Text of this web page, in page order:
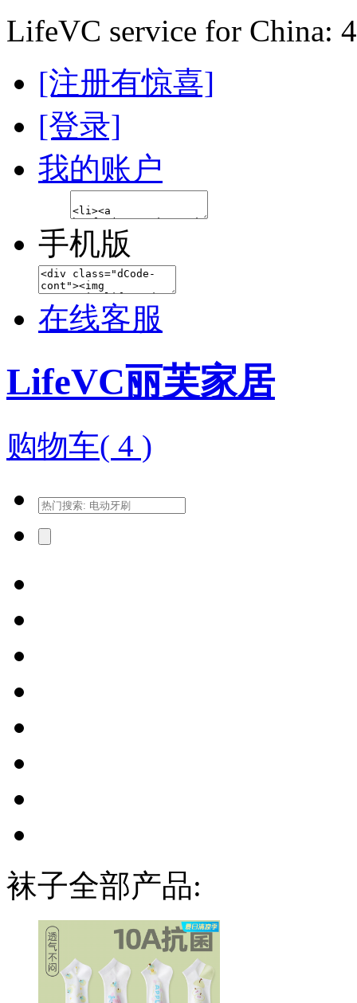
LifeVC service for China:
[注册有惊喜]
[登录]
我的账户
手机版
在线客服
LifeVC丽芙家居
购物车( 4 )
袜子全部产品: